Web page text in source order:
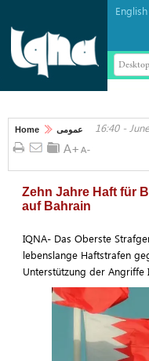
English
Home عمومی 16:40 -
Zehn Jahre Haft für
auf Bahrain
IQNA- Das Oberste
lebenslange Haftstrafen
Unterstützung der Angriffe